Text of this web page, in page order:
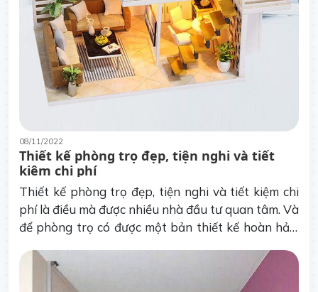
08/11/2022
Thiết kế phòng trọ đẹp, tiện nghi và tiết
kiệm chi phí
Thiết kế phòng trọ đẹp, tiện nghi và tiết kiệm chi
phí là điều mà được nhiều nhà đầu tư quan tâm. Và
để phòng trọ có được một bản thiết kế hoàn hảo,
thiết kế.